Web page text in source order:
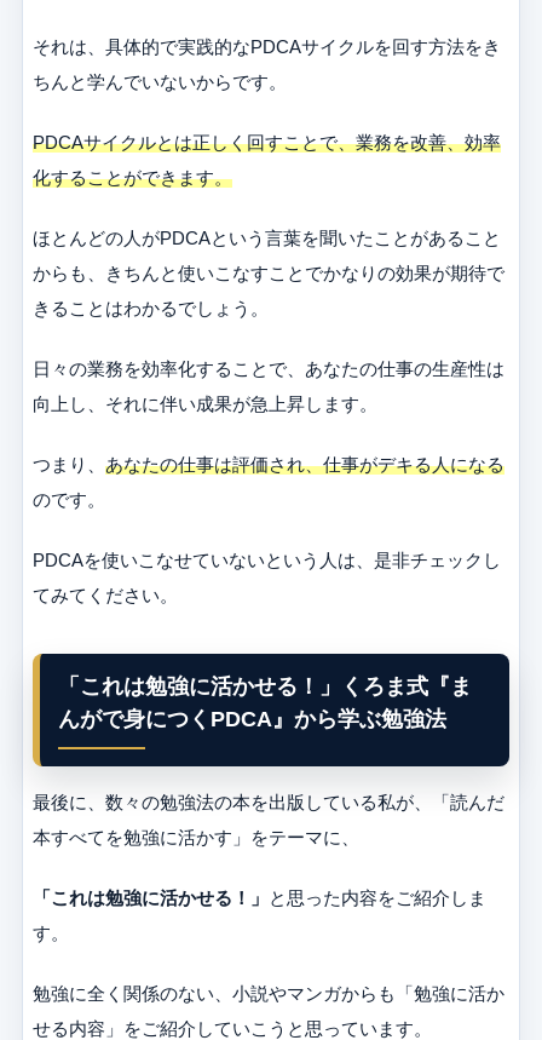
それは、具体的で実践的なPDCAサイクルを回す方法をき
ちんと学んでいないからです。
PDCAサイクルとは正しく回すことで、業務を改善、効率
化することができます。
ほとんどの人がPDCAという言葉を聞いたことがあること
からも、きちんと使いこなすことでかなりの効果が期待で
きることはわかるでしょう。
日々の業務を効率化することで、あなたの仕事の生産性は
向上し、それに伴い成果が急上昇します。
つまり、 あなたの仕事は評価され、仕事がデキる人になる
のです。
PDCAを使いこなせていないという人は、是非チェックし
てみてください。
「これは勉強に活かせる！」くろま式『ま
んがで身につくPDCA』から学ぶ勉強法
最後に、数々の勉強法の本を出版している私が、「読んだ
本すべてを勉強に活かす」をテーマに、
「これは勉強に活かせる！」 と思った内容をご紹介しま
す。
勉強に全く関係のない、小説やマンガからも「勉強に活か
せる内容」をご紹介していこうと思っています。